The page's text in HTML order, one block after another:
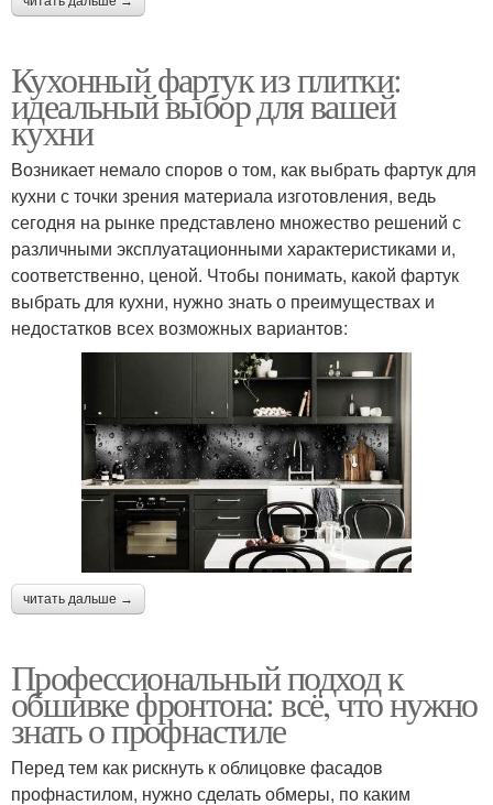
Кухонный фартук из плитки:
идеальный выбор для вашей
кухни
Возникает немало споров о том, как выбрать фартук для
кухни с точки зрения материала изготовления, ведь
сегодня на рынке представлено множество решений с
различными эксплуатационными характеристиками и,
соответственно, ценой. Чтобы понимать, какой фартук
выбрать для кухни, нужно знать о преимуществах и
недостатков всех возможных вариантов:
читать дальше →
Профессиональный подход к
обшивке фронтона: всё, что нужно
знать о профнастиле
Перед тем как рискнуть к облицовке фасадов
профнастилом, нужно сделать обмеры, по каким